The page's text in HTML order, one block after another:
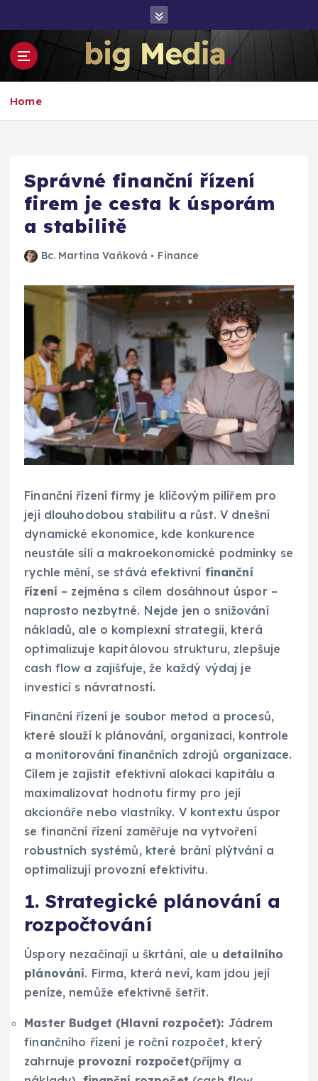
o
Inspirace pro mediální růst a podnikání
Home
Správné finanční řízení
firem je cesta k úsporám
a stabilitě
Bc. Martina Vaňková Finance
Finanční řízení firmy je klíčovým pilířem pro
její dlouhodobou stabilitu a růst. V dnešní
dynamické ekonomice, kde konkurence
neustále sílí a makroekonomické podmínky se
rychle mění, se stává efektivní finanční
řízení – zejména s cílem dosáhnout úspor –
naprosto nezbytné. Nejde jen o snižování
nákladů, ale o komplexní strategii, která
optimalizuje kapitálovou strukturu, zlepšuje
cash flow a zajišťuje, že každý výdaj je
investicí s návratností.
Finanční řízení je soubor metod a procesů,
které slouží k plánování, organizaci, kontrole
a monitorování finančních zdrojů organizace.
Cílem je zajistit efektivní alokaci kapitálu a
maximalizovat hodnotu firmy pro její
akcionáře nebo vlastníky. V kontextu úspor
se finanční řízení zaměřuje na vytvoření
robustních systémů, které brání plýtvání a
optimalizují provozní efektivitu.
1. Strategické plánování a
rozpočtování
Úspory nezačínají u škrtání, ale u detailního
plánování. Firma, která neví, kam jdou její
peníze, nemůže efektivně šetřit.
Master Budget (Hlavní rozpočet): Jádrem
finančního řízení je roční rozpočet, který
zahrnuje provozní rozpočet(příjmy a